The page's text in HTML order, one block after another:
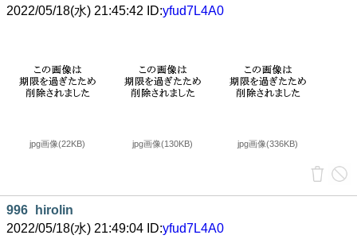
2022/05/18(水) 21:45:42 ID:yfud7L4A0
jpg画像(22KB) jpg画像(130KB) jpg画像(336KB)
996
hirolin
2022/05/18(水) 21:49:04 ID:yfud7L4A0